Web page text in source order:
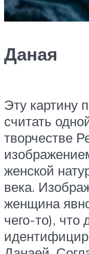
Даная
Эту картину
считать
творчестве
женской
века.
женщина
чего-то), что